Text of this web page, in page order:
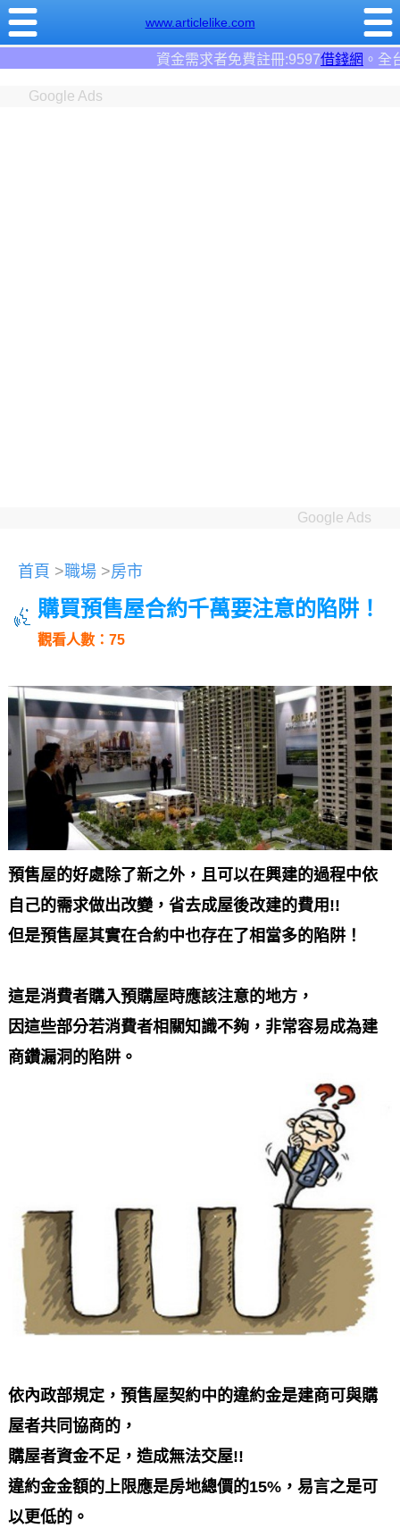
www.articlelike.com
借錢網。全台前三大借錢網站！
Google Ads
Google Ads
首頁 >職場 >房市
購買預售屋合約千萬要注意的陷阱！
觀看人數：75
預售屋的好處除了新之外，且可以在興建的過程中依
自己的需求做出改變，省去成屋後改建的費用!!
但是預售屋其實在合約中也存在了相當多的陷阱！
這是消費者購入預購屋時應該注意的地方，
因這些部分若消費者相關知識不夠，非常容易成為建
商鑽漏洞的陷阱。
依內政部規定，預售屋契約中的違約金是建商可與購
屋者共同協商的，
購屋者資金不足，造成無法交屋!!
違約金金額的上限應是房地總價的15%，易言之是可
以更低的。